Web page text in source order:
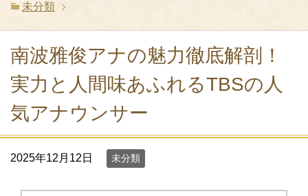
未分類
南波雅俊アナの魅力徹底解剖！
実力と人間味あふれるTBSの人
気アナウンサー
2025年12月12日 未分類